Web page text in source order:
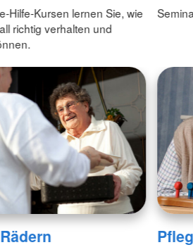
Hilfe-Kursen lernen Sie, wie
richtig verhalten und